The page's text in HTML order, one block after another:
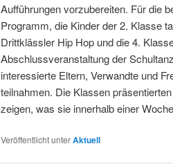
Aufführungen vorzubereiten. Für die
Programm, die Kinder der 2. Klasse
Drittklässler Hip Hop und die 4.
Abschlussveranstaltung der
interessierte Eltern, Verwandte und
teilnahmen. Die Klassen
zeigen, was sie innerhalb einer
Veröffentlicht unterAktuell